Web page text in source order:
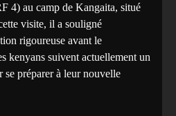
4) au camp de Kangaita, situé
visite, il a souligné
rigoureuse avant le
kenyans suivent actuellement un
se préparer à leur nouvelle